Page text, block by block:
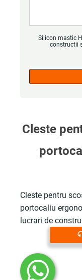
Silicon mastic
constructii
Cleste
Cleste pentru
portocaliu
lucrari de